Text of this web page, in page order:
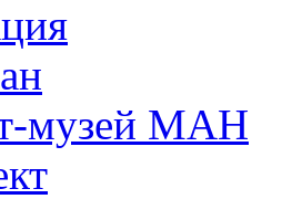
музей МАН